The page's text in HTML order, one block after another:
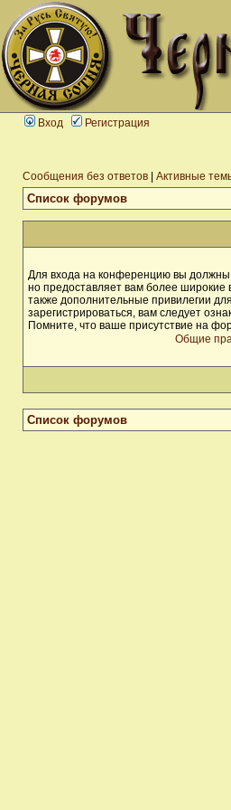
Вход Регистрация
Сообщения без ответов Активные
Список форумов
Для входа на конференцию вы должны
но предоставляет вам более
также дополнительные привилегии
зарегистрироваться, вам следует
Помните, что ваше присутствие на
Общие
Список форумов